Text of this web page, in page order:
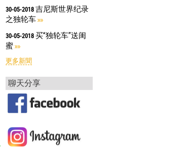
30-05-2018 吉尼斯世界纪录
之独轮车
30-05-2018 买“独轮车”送闺
蜜
更多新聞
聊天分享